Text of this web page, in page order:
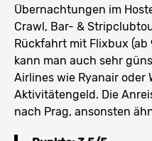
Übernachtungen im
Crawl, Bar- &
Rückfahrt mit Flixbux
kann man auch sehr
Airlines wie Ryanair oder
Aktivitätengeld. Die
nach Prag, ansonsten